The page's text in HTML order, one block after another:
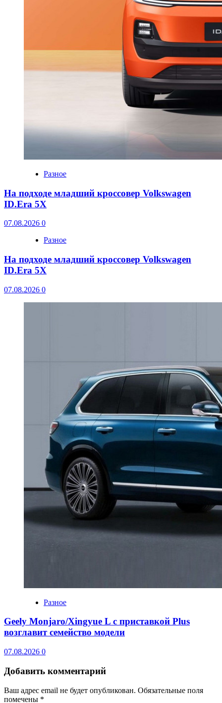
Разное
На подходе младший кроссовер Volkswagen
ID.Era 5X
07.08.2026 0
Разное
На подходе младший кроссовер Volkswagen
ID.Era 5X
07.08.2026 0
Разное
Geely Monjaro/Xingyue L с приставкой Plus
возглавит семейство модели
07.08.2026 0
Добавить комментарий
Ваш адрес email не будет опубликован. Обязательные поля
помечены *